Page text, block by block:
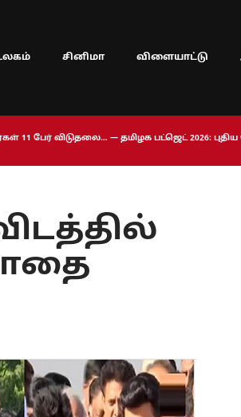
சினிமா விளையாட்டு
11 பேர் விடுதலை… — தமிழக பட்ஜெட் 2026: